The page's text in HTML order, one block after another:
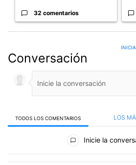
32 comentarios
Conversación
TODOS LOS COMENTARIOS LOS
Todos los comentarios
Inicie la